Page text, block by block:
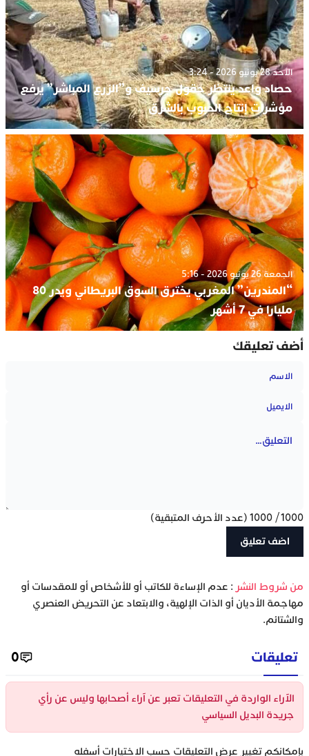
الأحد 28 يونيو 2026 - 3:24
حصاد واعد ينتظر حقول جرسيف و”الزرع المباشر” يرفع
مؤشرات إنتاج الحبوب بالشرق
الجمعة 26 يونيو 2026 - 5:16
“المندرين” المغربي يخترق السوق البريطاني ويدر 80
مليارا في 7 أشهر
أضف تعليقك
1000
/
1000 (عدد الأحرف المتبقية)
‫من شروط النشر : عدم الإساءة للكاتب أو للأشخاص أو للمقدسات أو
مهاجمة الأديان أو الذات الإلهية، والابتعاد عن التحريض العنصري
والشتائم.
تعليقات 0
الآراء الواردة في التعليقات تعبر عن آراء أصحابها وليس عن رأي
جريدة البديل السياسي
بإمكانكم تغيير عرض التعليقات حسب الاختيارات أسفله